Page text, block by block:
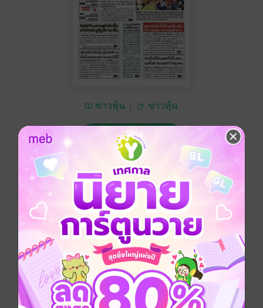
ข่าวหุ้น ข่าวหุ้น
ซื้อ 15 บาท
No Rating
อยากได้ ซื้อเป็นของขวัญ ติดตาม
ข่าวหุ้น วันศุกร์ที่ 1 กันยายน พ.ศ.2566
ประเภทไฟล์ pdf